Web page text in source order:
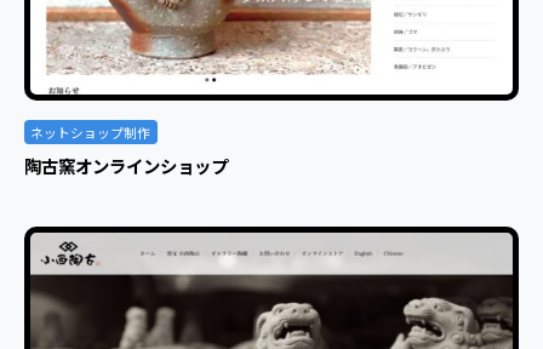
ネットショップ制作
陶古窯オンラインショップ